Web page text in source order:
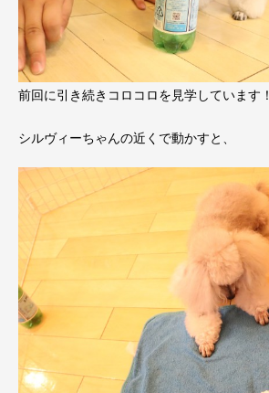
前回に引き続きコロコロを見学しています！
シルヴィーちゃんの近くで動かすと、